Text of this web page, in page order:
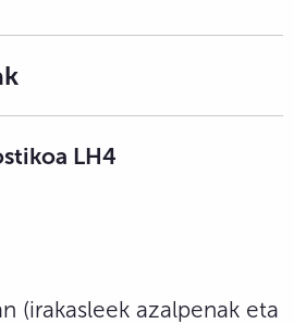
LH4
(irakasleek azalpenak eta